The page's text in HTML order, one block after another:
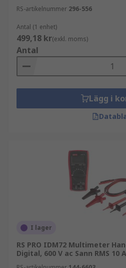
RS-artikelnummer 296-556
Antal (1 enhet)
499,18 kr(exkl. moms)
Antal
Lägg i
I lager
RS PRO IDM72 Multimeter
Digital, 600 V ac Sann RMS 10